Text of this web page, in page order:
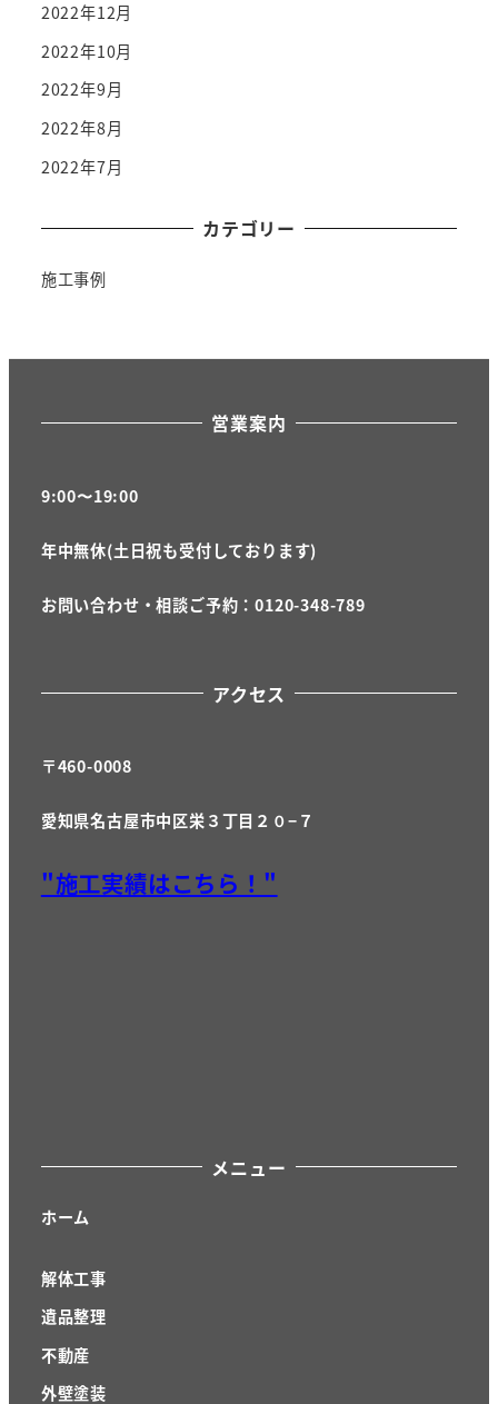
2022年12月
2022年10月
2022年9月
2022年8月
2022年7月
カテゴリー
施工事例
営業案内
9:00〜19:00
年中無休(土日祝も受付しております)
お問い合わせ・相談ご予約：0120-348-789
アクセス
〒460-0008
愛知県名古屋市中区栄３丁目２０−７
"施工実績はこちら！"
メニュー
ホーム
解体工事
遺品整理
不動産
外壁塗装